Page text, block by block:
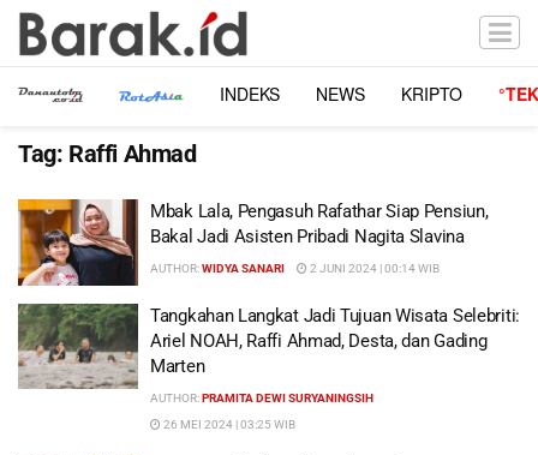
INDEKS NEWS KRIPTO
Tag: Raffi Ahmad
Mbak Lala, Pengasuh Rafathar Siap Pensiun,
Bakal Jadi Asisten Pribadi Nagita Slavina
AUTHOR:WIDYA SANARI 2 JUNI 2024 | 00:14 WIB
Tangkahan Langkat Jadi Tujuan Wisata Selebriti:
Ariel NOAH, Raffi Ahmad, Desta, dan Gading
Marten
AUTHOR:PRAMITA DEWI SURYANINGSIH
26 MEI 2024 | 03:25 WIB